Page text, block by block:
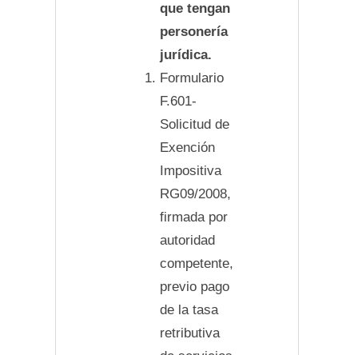
que tengan
personería
jurídica.
Formulario
F.601-
Solicitud de
Exención
Impositiva
RG09/2008,
firmada por
autoridad
competente,
previo pago
de la tasa
retributiva